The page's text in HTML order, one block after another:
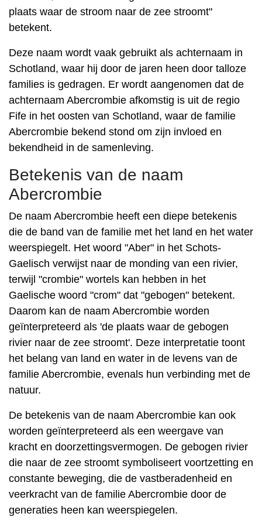
plaats waar de stroom naar de zee stroomt"
betekent.
Deze naam wordt vaak gebruikt als achternaam in
Schotland, waar hij door de jaren heen door talloze
families is gedragen. Er wordt aangenomen dat de
achternaam Abercrombie afkomstig is uit de regio
Fife in het oosten van Schotland, waar de familie
Abercrombie bekend stond om zijn invloed en
bekendheid in de samenleving.
Betekenis van de naam
Abercrombie
De naam Abercrombie heeft een diepe betekenis
die de band van de familie met het land en het water
weerspiegelt. Het woord "Aber" in het Schots-
Gaelisch verwijst naar de monding van een rivier,
terwijl "crombie" wortels kan hebben in het
Gaelische woord "crom" dat "gebogen" betekent.
Daarom kan de naam Abercrombie worden
geïnterpreteerd als 'de plaats waar de gebogen
rivier naar de zee stroomt'. Deze interpretatie toont
het belang van land en water in de levens van de
familie Abercrombie, evenals hun verbinding met de
natuur.
De betekenis van de naam Abercrombie kan ook
worden geïnterpreteerd als een weergave van
kracht en doorzettingsvermogen. De gebogen rivier
die naar de zee stroomt symboliseert voortzetting en
constante beweging, die de vastberadenheid en
veerkracht van de familie Abercrombie door de
generaties heen kan weerspiegelen.